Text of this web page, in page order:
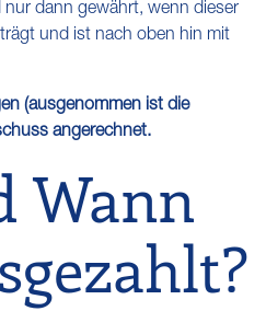
dann gewährt, wenn dieser
und ist nach oben hin mit
(ausgenommen ist die
angerechnet.
Wann